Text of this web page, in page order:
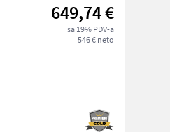
649,74 €
sa 19% PDV-a
546 € neto